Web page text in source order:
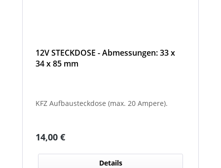
12V STECKDOSE - Abmessungen: 33 x
34 x 85 mm
KFZ Aufbausteckdose (max. 20 Ampere).
Regulärer Preis:
14,00 €
Details